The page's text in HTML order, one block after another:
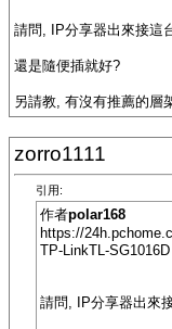
請問, IP分享器出來接這
還是隨便插就好?
另請教, 有沒有推薦的層
zorro1111
引用:
作者polar168
https://
TP-LinkTL-
請問, IP分享器出來